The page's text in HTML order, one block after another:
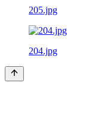
205.jpg
204.jpg